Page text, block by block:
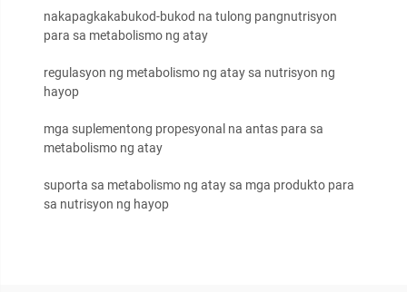
nakapagkakabukod-bukod na tulong pangnutrisyon
para sa metabolismo ng atay
regulasyon ng metabolismo ng atay sa nutrisyon ng
hayop
mga suplementong propesyonal na antas para sa
metabolismo ng atay
suporta sa metabolismo ng atay sa mga produkto para
sa nutrisyon ng hayop